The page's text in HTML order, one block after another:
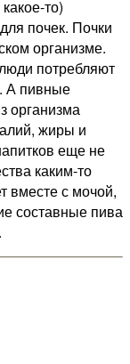
то)
почек. Почки
организме.
потребляют
А пивные
организма
жиры и
еще не
каким-то
вместе с мочой,
составные пива